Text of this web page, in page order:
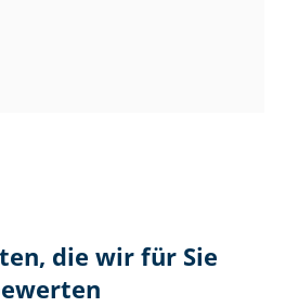
die wir für Sie